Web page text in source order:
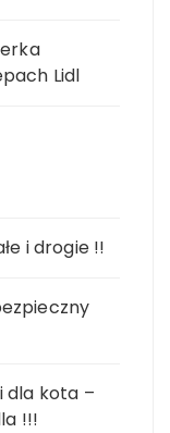
Lidl
i drogie !!
dla kota –
!!!